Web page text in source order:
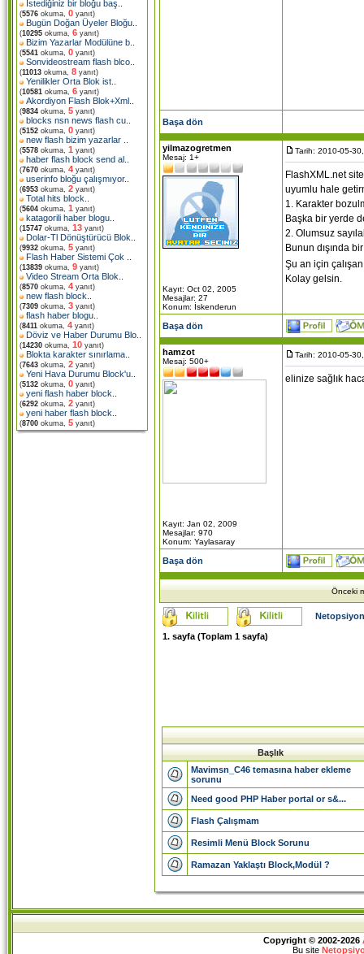
İstediğiniz bir bloğu baş
(5576 okuma, 0 yanıt)
Bugün Doğan Üyeler Bloğu
(10295 okuma, 6 yanıt)
Bizim Yazarlar Modülüne b
(5541 okuma, 0 yanıt)
Sonvideostream flash blco
(11013 okuma, 8 yanıt)
Yenilikler Orta Blok ist
(10581 okuma, 6 yanıt)
Akordiyon Flash Blok+Xml
(9834 okuma, 5 yanıt)
blocks nsn news flash cu
(5152 okuma, 0 yanıt)
new flash bizim yazarlar
(5578 okuma, 1 yanıt)
haber flash block send al
(7670 okuma, 4 yanıt)
userinfo bloğu çalışmıyor..
(6953 okuma, 2 yanıt)
Total hits block
(5604 okuma, 1 yanıt)
katagorili haber blogu
(15747 okuma, 13 yanıt)
Dolar-Tl Dönüştürücü Blok
(9932 okuma, 5 yanıt)
Flash Haber Sistemi Çok
(13839 okuma, 9 yanıt)
Video Stream Orta Blok
(8570 okuma, 4 yanıt)
new flash block
(7309 okuma, 3 yanıt)
flash haber blogu
(8411 okuma, 4 yanıt)
Döviz ve Haber Durumu Blo
(14230 okuma, 10 yanıt)
Blokta karakter sınırlama
(7643 okuma, 2 yanıt)
Yeni Hava Durumu Block'u
(5132 okuma, 0 yanıt)
yeni flash haber block
(6292 okuma, 2 yanıt)
yeni haber flash block
(8700 okuma, 5 yanıt)
Başa dön
yilmazogretmen
Mesaj: 1+
Kayıt: Oct 02, 2005
Mesajlar: 27
Konum: İskenderun
Tarih: 2010-05-
FlashXML.net
uyumlu hale
1. Karakter
Başka bir yerde
2. Olumsuz
Bunun dışında
Şu an için
Kolay gelsin.
Başa dön
hamzot
Mesaj: 500+
Kayıt: Jan 02, 2009
Mesajlar: 970
Konum: Yaylasaray
Tarih: 2010-05-
elinize sağlık
Başa dön
Önceki
1. sayfa (Toplam 1 sayfa)
Başlık
Mavimsn_C46 temasına haber ekleme
sorunu
Need good PHP Haber portal or s&...
Flash Çalışmam
Resimli Menü Block Sorunu
Ramazan Yaklaştı Block,Modül ?
Copyright © 2002-2026
Bu site